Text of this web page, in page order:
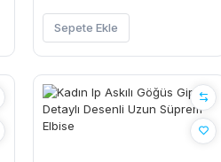
Sepete Ekle